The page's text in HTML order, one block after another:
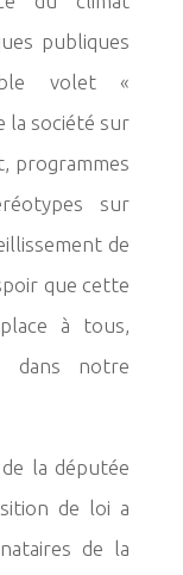
publiques
volet «
la société sur
programmes
sur
de
que cette
à tous,
dans notre
la députée
de loi a
de la